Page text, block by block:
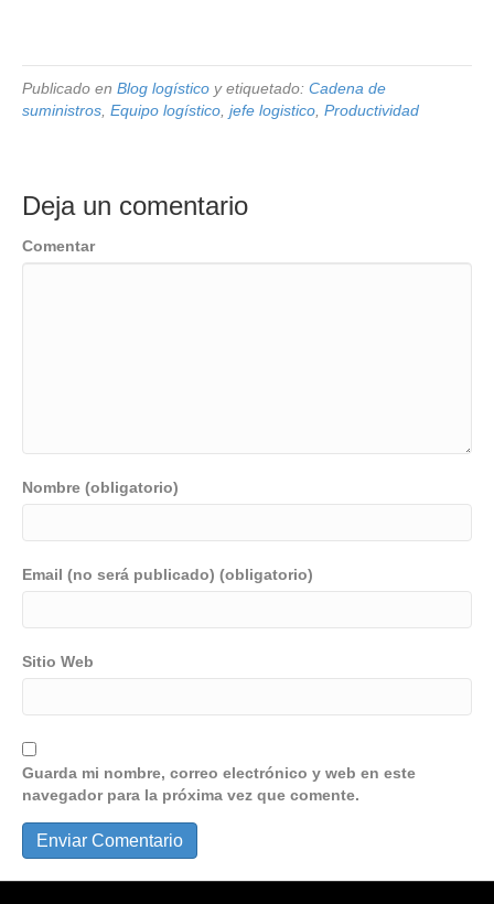
Publicado en Blog logístico y etiquetado: Cadena de
suministros Equipo logístico jefe logistico Productividad
Deja un comentario
Comentar
Nombre (obligatorio)
Email (no será publicado) (obligatorio)
Sitio Web
Guarda mi nombre, correo electrónico y web en este
navegador para la próxima vez que comente.